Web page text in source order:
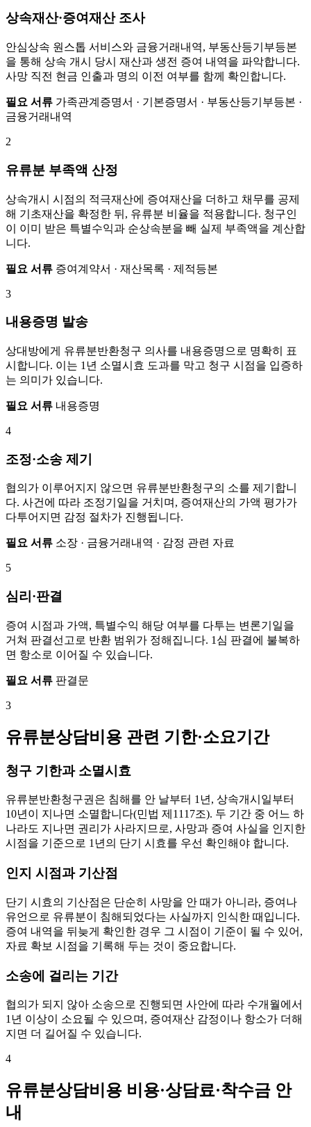
상속재산·증여재산 조사
안심상속 원스톱 서비스와 금융거래내역, 부동산등기부등본
을 통해 상속 개시 당시 재산과 생전 증여 내역을 파악합니다.
사망 직전 현금 인출과 명의 이전 여부를 함께 확인합니다.
필요 서류 가족관계증명서 · 기본증명서 · 부동산등기부등본 ·
금융거래내역
2
유류분 부족액 산정
상속개시 시점의 적극재산에 증여재산을 더하고 채무를 공제
해 기초재산을 확정한 뒤, 유류분 비율을 적용합니다. 청구인
이 이미 받은 특별수익과 순상속분을 빼 실제 부족액을 계산합
니다.
필요 서류 증여계약서 · 재산목록 · 제적등본
3
내용증명 발송
상대방에게 유류분반환청구 의사를 내용증명으로 명확히 표
시합니다. 이는 1년 소멸시효 도과를 막고 청구 시점을 입증하
는 의미가 있습니다.
필요 서류 내용증명
4
조정·소송 제기
협의가 이루어지지 않으면 유류분반환청구의 소를 제기합니
다. 사건에 따라 조정기일을 거치며, 증여재산의 가액 평가가
다투어지면 감정 절차가 진행됩니다.
필요 서류 소장 · 금융거래내역 · 감정 관련 자료
5
심리·판결
증여 시점과 가액, 특별수익 해당 여부를 다투는 변론기일을
거쳐 판결선고로 반환 범위가 정해집니다. 1심 판결에 불복하
면 항소로 이어질 수 있습니다.
필요 서류 판결문
3
유류분상담비용 관련 기한·소요기간
청구 기한과 소멸시효
유류분반환청구권은 침해를 안 날부터 1년, 상속개시일부터
10년이 지나면 소멸합니다(민법 제1117조). 두 기간 중 어느 하
나라도 지나면 권리가 사라지므로, 사망과 증여 사실을 인지한
시점을 기준으로 1년의 단기 시효를 우선 확인해야 합니다.
인지 시점과 기산점
단기 시효의 기산점은 단순히 사망을 안 때가 아니라, 증여나
유언으로 유류분이 침해되었다는 사실까지 인식한 때입니다.
증여 내역을 뒤늦게 확인한 경우 그 시점이 기준이 될 수 있어,
자료 확보 시점을 기록해 두는 것이 중요합니다.
소송에 걸리는 기간
협의가 되지 않아 소송으로 진행되면 사안에 따라 수개월에서
1년 이상이 소요될 수 있으며, 증여재산 감정이나 항소가 더해
지면 더 길어질 수 있습니다.
4
유류분상담비용 비용·상담료·착수금 안
내